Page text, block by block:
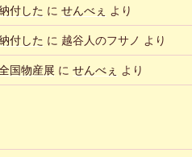
付した に せんべぇ より
付した に 越谷人のフサノ より
国物産展 に せんべぇ より